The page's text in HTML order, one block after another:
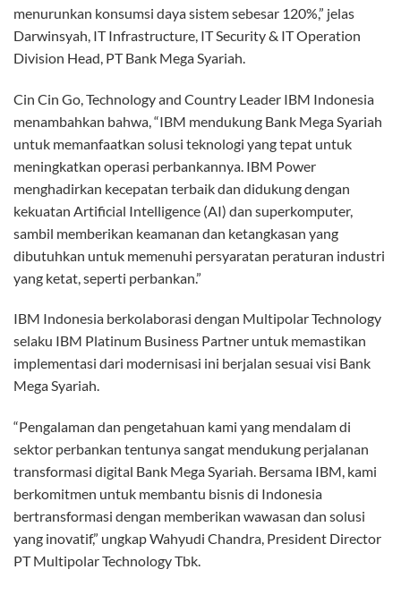
menurunkan konsumsi daya sistem sebesar 120%,” jelas
Darwinsyah, IT Infrastructure, IT Security & IT Operation
Division Head, PT Bank Mega Syariah.
Cin Cin Go, Technology and Country Leader IBM Indonesia
menambahkan bahwa, “IBM mendukung Bank Mega Syariah
untuk memanfaatkan solusi teknologi yang tepat untuk
meningkatkan operasi perbankannya. IBM Power
menghadirkan kecepatan terbaik dan didukung dengan
kekuatan Artificial Intelligence (AI) dan superkomputer,
sambil memberikan keamanan dan ketangkasan yang
dibutuhkan untuk memenuhi persyaratan peraturan industri
yang ketat, seperti perbankan.”
IBM Indonesia berkolaborasi dengan Multipolar Technology
selaku IBM Platinum Business Partner untuk memastikan
implementasi dari modernisasi ini berjalan sesuai visi Bank
Mega Syariah.
“Pengalaman dan pengetahuan kami yang mendalam di
sektor perbankan tentunya sangat mendukung perjalanan
transformasi digital Bank Mega Syariah. Bersama IBM, kami
berkomitmen untuk membantu bisnis di Indonesia
bertransformasi dengan memberikan wawasan dan solusi
yang inovatif,” ungkap Wahyudi Chandra, President Director
PT Multipolar Technology Tbk.